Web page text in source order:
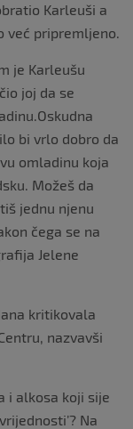
Karleuši a
pripremljeno.
je Karleušu
joj da se
bi vrlo dobro da
omladinu koja
Možeš da
jednu njenu
čega se na
Jelene
kritikovala
nazvavši
i alkosa koji sije
Na